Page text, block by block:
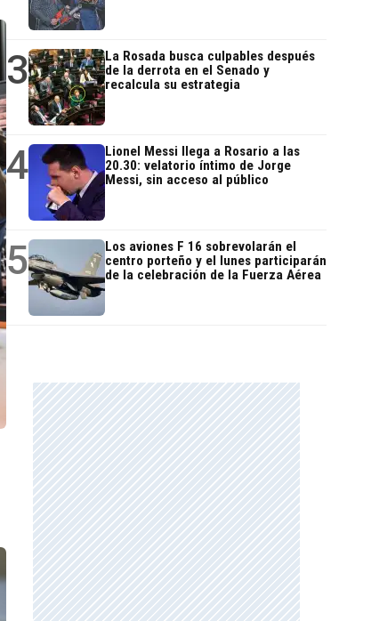
3
La Rosada busca culpables después
de la derrota en el Senado y
recalcula su estrategia
4
Lionel Messi llega a Rosario a las
20.30: velatorio íntimo de Jorge
Messi, sin acceso al público
5
Los aviones F 16 sobrevolarán el
centro porteño y el lunes participarán
de la celebración de la Fuerza Aérea